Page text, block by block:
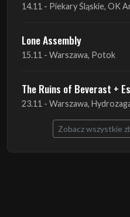
14.11 - Piekary Śląskie, OK
Lone Assembly
15.11 - Warszawa, Potok
The Ruins of Beverast +
23.11 - Warszawa,
Zobacz wszystkie